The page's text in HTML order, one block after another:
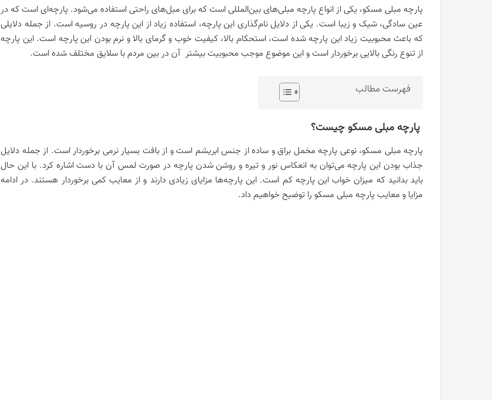
پارچه مبلی مسکو، یکی از انواع پارچه مبلی‌های بین‌المللی است که برای مبل‌های راحتی استفاده می‌شود. پارچه‌ای است که در
عین سادگی، شیک و زیبا است. یکی از دلایل نام‌گذاری این پارچه، استفاده زیاد از این پارچه در روسیه است. از جمله دلایلی
که باعث محبوبیت زیاد این پارچه شده است، استحکام بالا، کیفیت خوب و گرمای بالا و نرم بودن این پارچه است. این پارچه
از تنوع رنگی بالایی برخوردار است و این موضوع موجب محبوبیت بیشتر آن در بین مردم با سلایق مختلف شده است.
فهرست مطالب
پارچه مبلی مسکو چیست؟
پارچه مبلی مسکو، نوعی پارچه مخمل براق و ساده از جنس ابریشم است و از بافت بسیار نرمی برخوردار است. از جمله دلایل
جذاب بودن این پارچه می‌توان به انعکاس نور و تیره و روشن شدن پارچه در صورت لمس آن با دست اشاره کرد. با این حال
باید بدانید که میزان خواب این پارچه کم است. این پارچه‌ها مزایای زیادی دارند و از معایب کمی برخوردار هستند. در ادامه
مزایا و معایب پارچه مبلی مسکو را توضیح خواهیم داد.